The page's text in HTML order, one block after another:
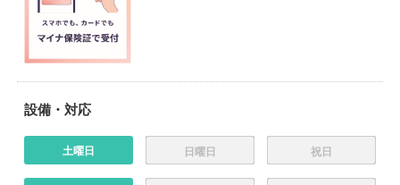
設備・対応
土曜日 日曜日 祝日